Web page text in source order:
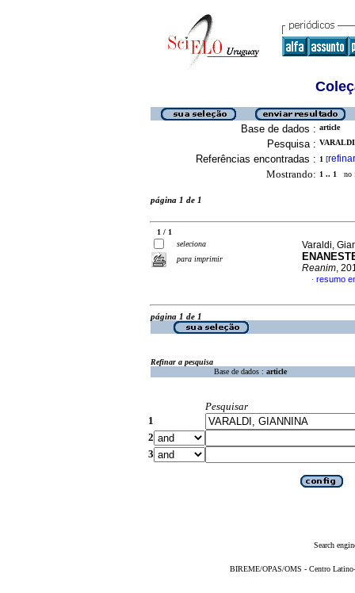
Base de dados : article
Pesquisa :
Referências encontradas : 1 [refinar
Mostrando: 1 .. 1 no
página 1 de 1
1 / 1
seleciona
para imprimir
Varaldi,
EN
Reanim,
· resumo
página 1 de 1
Refinar a pesquisa
Base de dados : article
Pesquisar
1
2
3
Search
BIREME/OPAS/OMS - Centro Latino-